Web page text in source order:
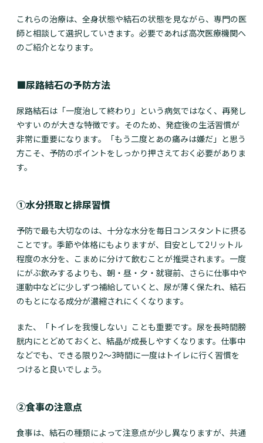
これらの治療は、全身状態や結石の状態を見ながら、専門の医
師と相談して選択していきます。必要であれば高次医療機関へ
のご紹介となります。
■尿路結石の予防方法
尿路結石は「一度治して終わり」という病気ではなく、再発し
やすい のが大きな特徴です。そのため、発症後の生活習慣が
非常に重要になります。「もう二度とあの痛みは嫌だ」と思う
方こそ、予防のポイントをしっかり押さえておく必要がありま
す。
①水分摂取と排尿習慣
予防で最も大切なのは、十分な水分を毎日コンスタントに摂る
ことです。季節や体格にもよりますが、目安として2リットル
程度の水分を、こまめに分けて飲むことが推奨されます。一度
にがぶ飲みするよりも、朝・昼・夕・就寝前、さらに仕事中や
運動中などに少しずつ補給していくと、尿が薄く保たれ、結石
のもとになる成分が濃縮されにくくなります。
また、「トイレを我慢しない」ことも重要です。尿を長時間膀
胱内にとどめておくと、結晶が成長しやすくなります。仕事中
などでも、できる限り2〜3時間に一度はトイレに行く習慣を
つけると良いでしょう。
②食事の注意点
食事は、結石の種類によって注意点が少し異なりますが、共通